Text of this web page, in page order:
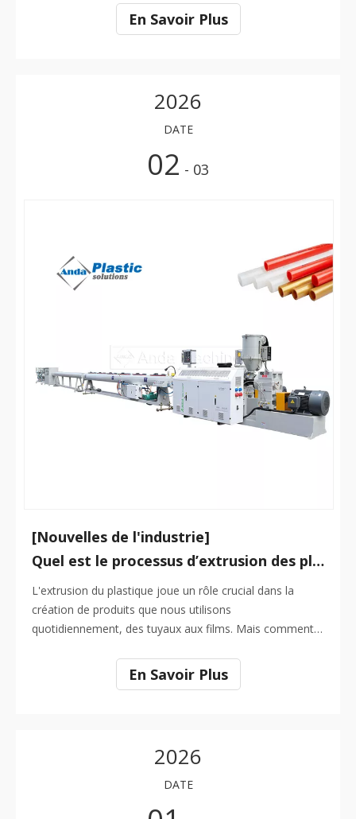
En Savoir Plus
2026
DATE
02 - 03
[Nouvelles de l'industrie]
Quel est le processus d’extrusion des plastiques ?
L'extrusion du plastique joue un rôle crucial dans la
création de produits que nous utilisons
quotidiennement, des tuyaux aux films. Mais comment
dans la fabrication ? Dans cet article, nous explorerons
le processus d'extrusion des plastiques, ses composants
tels que l'emballage, la construction et le secteur
En Savoir Plus
2026
DATE